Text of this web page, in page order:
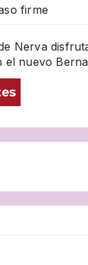
firme
Nerva
el nuevo